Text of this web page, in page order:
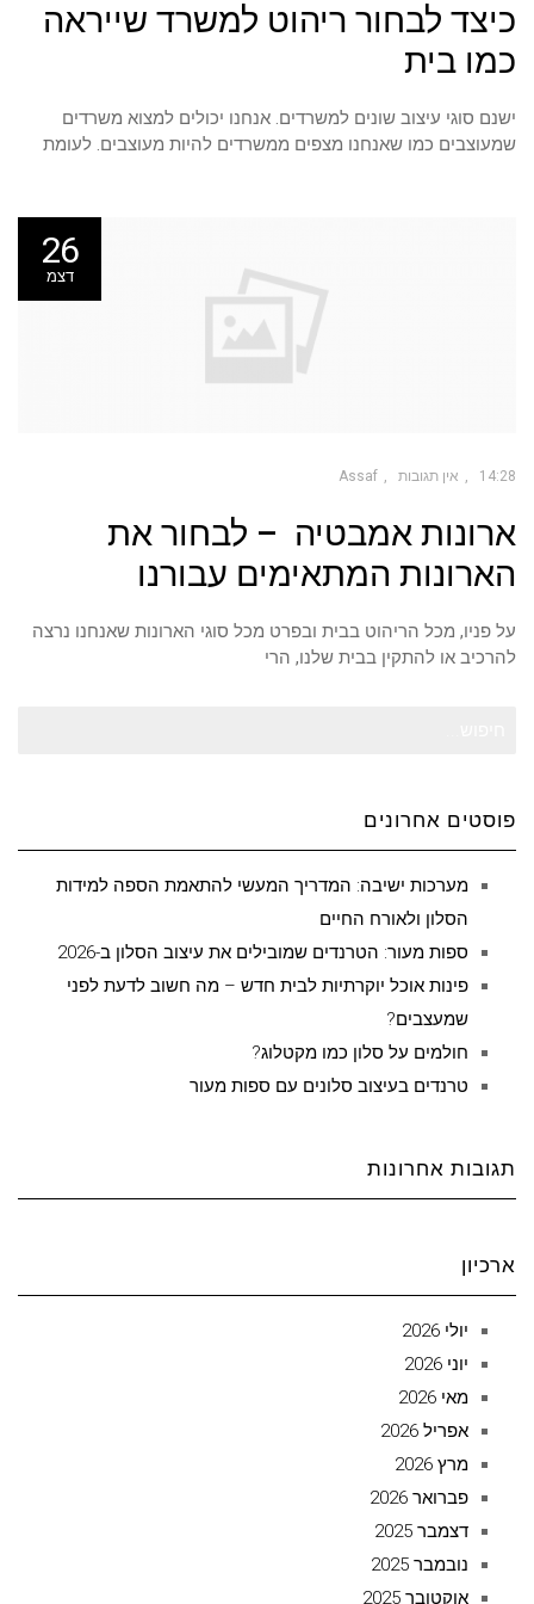
כיצד לבחור ריהוט למשרד שייראה
כמו בית
ישנם סוגי עיצוב שונים למשרדים. אנחנו יכולים למצוא משרדים
שמעוצבים כמו שאנחנו מצפים ממשרדים להיות מעוצבים. לעומת
26
דצמ
14:28 אין תגובות Assaf
ארונות אמבטיה – לבחור את
הארונות המתאימים עבורנו
על פניו, מכל הריהוט בבית ובפרט מכל סוגי הארונות שאנחנו נרצה
להרכיב או להתקין בבית שלנו, הרי
פוסטים אחרונים
מערכות ישיבה: המדריך המעשי להתאמת הספה למידות
הסלון ולאורח החיים
ספות מעור: הטרנדים שמובילים את עיצוב הסלון ב-2026
פינות אוכל יוקרתיות לבית חדש – מה חשוב לדעת לפני
שמעצבים?
חולמים על סלון כמו מקטלוג?
טרנדים בעיצוב סלונים עם ספות מעור
תגובות אחרונות
ארכיון
יולי 2026
יוני 2026
מאי 2026
אפריל 2026
מרץ 2026
פברואר 2026
דצמבר 2025
נובמבר 2025
אוקטובר 2025